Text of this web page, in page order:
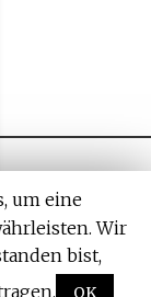
um eine
Wir
bist,